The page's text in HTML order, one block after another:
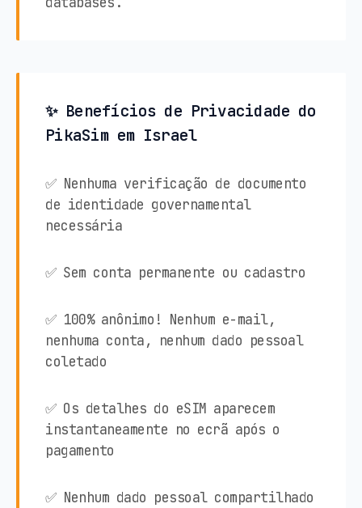
✨ Benefícios de Privacidade do
PikaSim em Israel
✅ Nenhuma verificação de documento
de identidade governamental
necessária
✅ Sem conta permanente ou cadastro
✅ 100% anônimo! Nenhum e-mail,
nenhuma conta, nenhum dado pessoal
coletado
✅ Os detalhes do eSIM aparecem
instantaneamente no ecrã após o
pagamento
✅ Nenhum dado pessoal compartilhado